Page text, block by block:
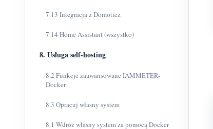
7.13 Integracja z Domoticz
7.14 Home Assistant (wszystko)
8. Usługa self-hosting
8.2 Funkcje zaawansowane IAMMETER-
Docker
8.3 Opracuj własny system
8.1 Wdróż własny system za pomocą Docker